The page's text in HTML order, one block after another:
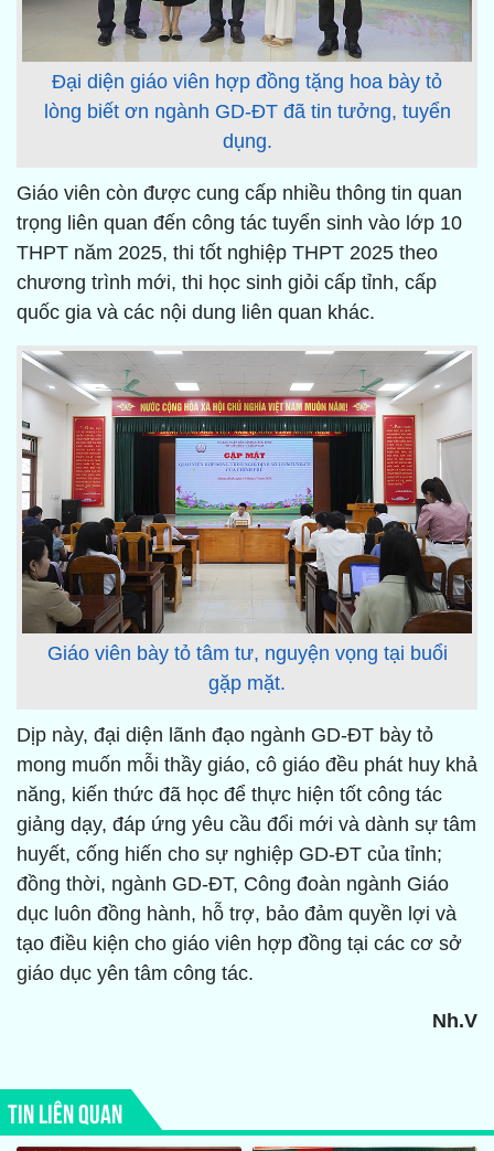
Đại diện giáo viên hợp đồng tặng hoa bày tỏ
lòng biết ơn ngành GD-ĐT đã tin tưởng, tuyển
dụng.
Giáo viên còn được cung cấp nhiều thông tin quan
trọng liên quan đến công tác tuyển sinh vào lớp 10
THPT năm 2025, thi tốt nghiệp THPT 2025 theo
chương trình mới, thi học sinh giỏi cấp tỉnh, cấp
quốc gia và các nội dung liên quan khác.
Giáo viên bày tỏ tâm tư, nguyện vọng tại buổi
gặp mặt.
Dịp này, đại diện lãnh đạo ngành GD-ĐT bày tỏ
mong muốn mỗi thầy giáo, cô giáo đều phát huy khả
năng, kiến thức đã học để thực hiện tốt công tác
giảng dạy, đáp ứng yêu cầu đổi mới và dành sự tâm
huyết, cống hiến cho sự nghiệp GD-ĐT của tỉnh;
đồng thời, ngành GD-ĐT, Công đoàn ngành Giáo
dục luôn đồng hành, hỗ trợ, bảo đảm quyền lợi và
tạo điều kiện cho giáo viên hợp đồng tại các cơ sở
giáo dục yên tâm công tác.
Nh.V
TIN LIÊN QUAN